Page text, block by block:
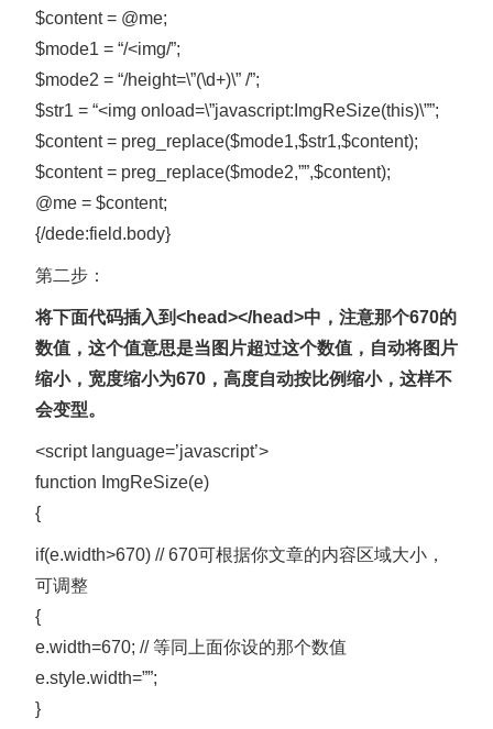
$content = @me;
$mode1 = “/<img/”;
$mode2 = “/height=\”(\d+)\” /”;
$str1 = “<img onload=\”javascript:ImgReSize(this)\””;
$content = preg_replace($mode1,$str1,$content);
$content = preg_replace($mode2,””,$content);
@me = $content;
{/dede:field.body}
第二步：
将下面代码插入到<head></head>中，注意那个670的
数值，这个值意思是当图片超过这个数值，自动将图片
缩小，宽度缩小为670，高度自动按比例缩小，这样不
会变型。
<script language=’javascript’>
function ImgReSize(e)
{
if(e.width>670) // 670可根据你文章的内容区域大小，
可调整
{
e.width=670; // 等同上面你设的那个数值
e.style.width=””;
}